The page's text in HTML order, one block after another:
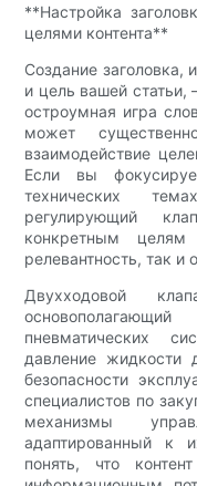
**Настройка
целями контента**
Создание
и цель вашей
остроумная игра
может
взаимодействие
Если вы
технических
регулирующий
конкретным
релевантность, так и
Двухходовой
пневматических
давление жидкости
безопасности
специалистов по
механизмы
адаптированный к
понять, что